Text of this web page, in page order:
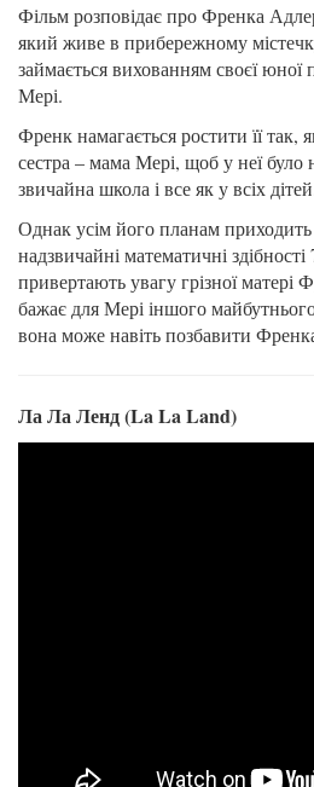
Фільм розповідає про Френка
який живе в прибережному
займається вихованням своєї юної
Мері.
Френк намагається ростити її так,
сестра – мама Мері, щоб у неї було
звичайна школа і все як у всіх
Однак усім його планам приходить
надзвичайні математичні здібності
привертають увагу грізної матері
бажає для Мері іншого
вона може навіть позбавити
Ла Ла Ленд (La La Land)